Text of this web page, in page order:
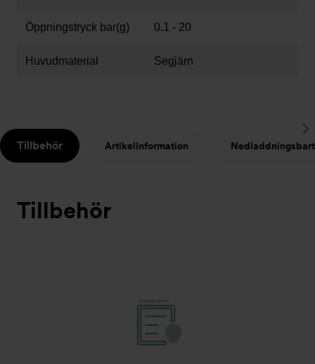
Öppningstryck bar(g) 0.1 - 20
Huvudmaterial Segjärn
Tillbehör Artikelinformation Nedladdningsbart
Tillbehör